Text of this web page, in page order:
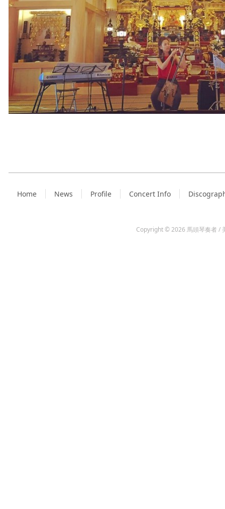
Home News Profile Concert Info
Copyright © 2026 馬頭琴奏者 /